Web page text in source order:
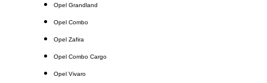
Opel Grandland
Opel Combo
Opel Zafira
Opel Combo Cargo
Opel Vivaro